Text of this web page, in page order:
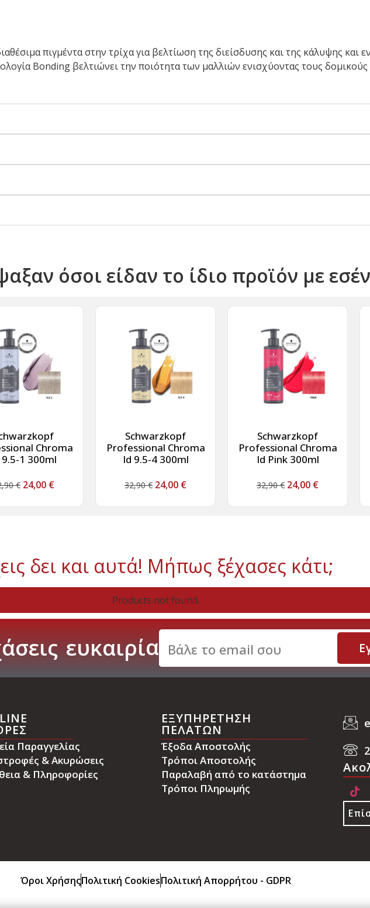
πιγμέντα στην τρίχα για βελτίωση της διείσδυσης και της κάλυψης
Bonding βελτιώνει την ποιότητα των μαλλιών ενισχύοντας τους δομικούς
όσοι είδαν το ίδιο προϊόν με
Chroma
9.5-1 300ml
€ 24,00 €
Schwarzkopf
Professional Chroma
Id 9.5-4 300ml
32,90€ 24,00 €
Schwarzkopf
Professional Chroma
Id Pink 300ml
32,90€ 24,00 €
δει και αυτά! Μήπως ξέχασες κάτι;
Products not found.
ευκαιρία
Παραγγελίας
& Ακυρώσεις
& Πληροφορίες
ΕΞΥΠΗΡΕΤΗΣΗ
ΠΕΛΑΤΩΝ
Έξοδα Αποστολής
Τρόποι Αποστολής
Παραλαβή από το κατάστημα
Τρόποι Πληρωμής
Όροι ΧρήσηςΠολιτική CookiesΠολιτική Απορρήτου - GDPR